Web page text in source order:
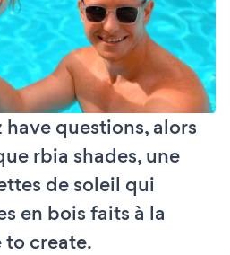
questions, alors
rbia shades, une
de soleil qui
en bois faits à la
to create.